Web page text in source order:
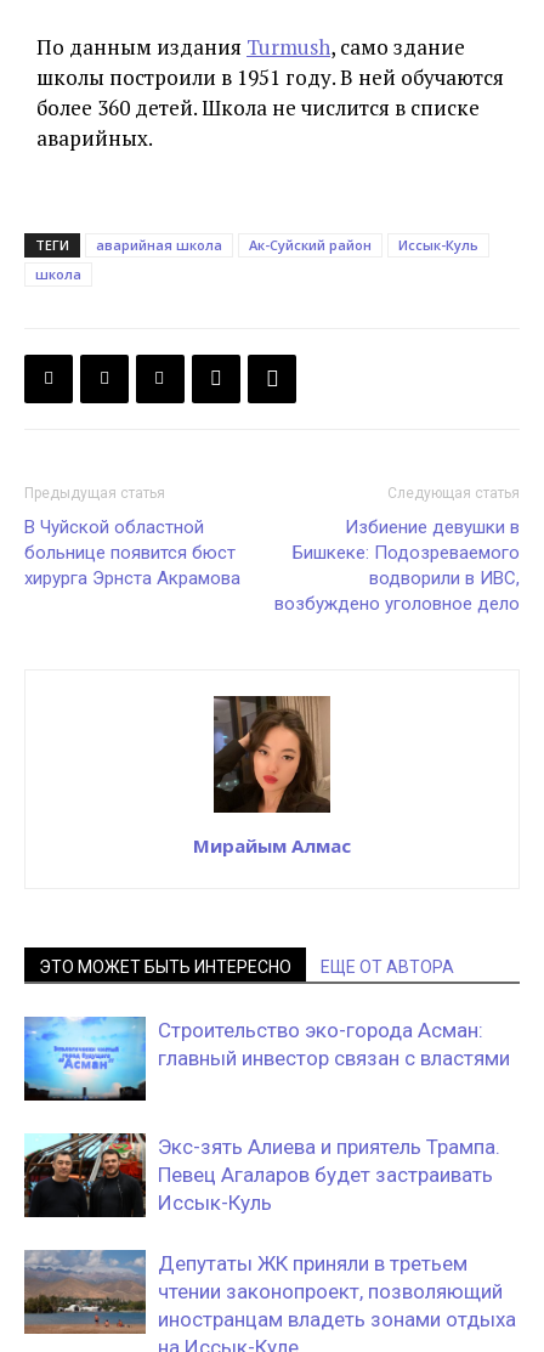
По данным издания Turmush, само здание
школы построили в 1951 году. В ней обучаются
более 360 детей. Школа не числится в списке
аварийных.
ТЕГИ аварийная школа Ак-Суйский район
Иссык-Куль
школа
Предыдущая статья
В Чуйской областной
больнице появится бюст
хирурга Эрнста Акрамова
Следующая статья
Избиение девушки в
Бишкеке: Подозреваемого
водворили в ИВС,
возбуждено уголовное дело
Мирайым Алмас
ЭТО МОЖЕТ БЫТЬ ИНТЕРЕСНО ЕЩЕ ОТ АВТОРА
Строительство эко-города Асман:
главный инвестор связан с властями
Экс-зять Алиева и приятель Трампа.
Певец Агаларов будет застраивать
Иссык-Куль
Депутаты ЖК приняли в третьем
чтении законопроект, позволяющий
иностранцам владеть зонами отдыха
на Иссык-Куле